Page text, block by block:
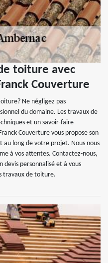
toiture avec
Couverture
Ne négligez pas
du domaine. Les travaux de
et un savoir-faire
Couverture vous propose son
long de votre projet. Nous nous
à vos attentes. Contactez-nous,
personnalisé et à vous
travaux de toiture.